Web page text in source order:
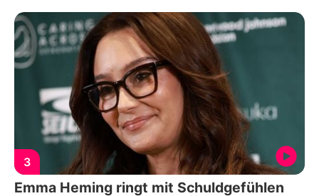
3
Emma Heming ringt mit Schuldgefühlen